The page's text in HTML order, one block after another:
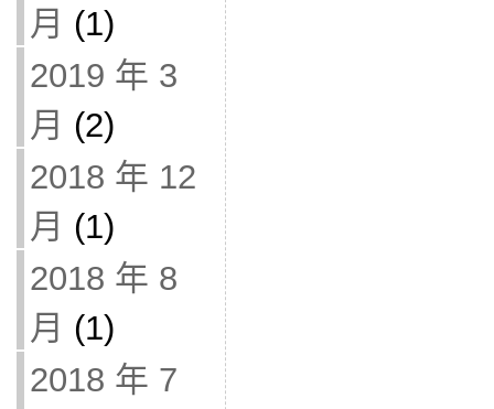
月 (1)
2019 年 3
月 (2)
2018 年 12
月 (1)
2018 年 8
月 (1)
2018 年 7